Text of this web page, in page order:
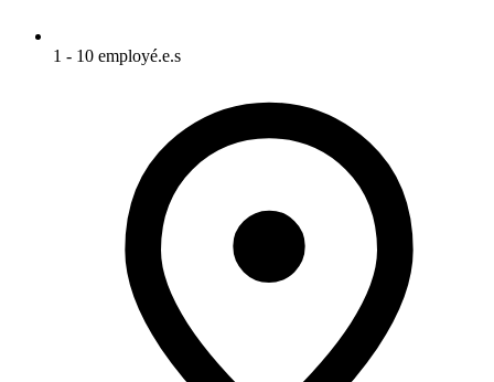
1 - 10 employé.e.s